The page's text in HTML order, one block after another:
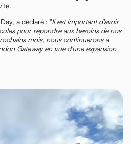
a déclaré : "Il est important d'avoir
pour répondre aux besoins de nos
mois, nous continuerons à
Gateway en vue d'une expansion